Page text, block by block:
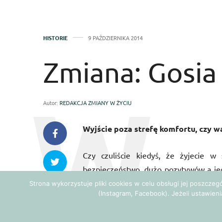
HISTORIE 9 PAŹDZIERNIKA 2014
Zmiana: Gosia
Autor: REDAKCJA ZMIANY W ŻYCIU
Wyjście poza strefę komfortu, czy
Czy czuliście kiedyś, że żyjecie
bezpieczeństwo, dużo pozytywów a
Miałam piękne mieszkanie w
zarobki, super kolegów w pracy i co?
potrzebę, bardzo chciałam, ale się
Strona wykorzystuje pliki cookies w celu obsługi jej
(Instagram, Facebook). Jeżeli